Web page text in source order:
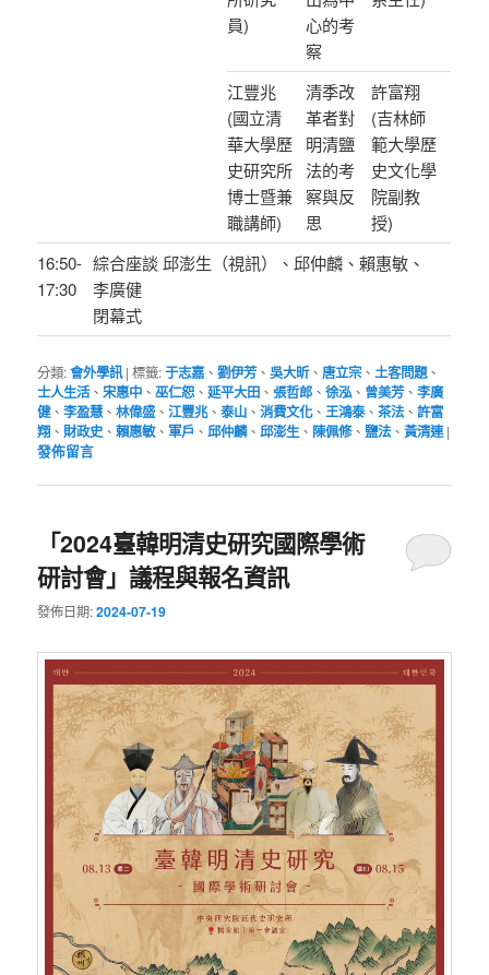
員)
心的考
察
江豐兆
(國立清
華大學歷
史研究所
博士暨兼
職講師)
清季改
革者對
明清鹽
法的考
察與反
思
許富翔
(吉林師
範大學歷
史文化學
院副教
授)
16:50-
17:30
綜合座談 邱澎生（視訊）、邱仲麟、賴惠敏、
李廣健
閉幕式
分類:會外學訊 |標籤:于志嘉、劉伊芳、吳大昕、 唐立宗、土客問題、
士人生活、 宋惠中 、巫仁恕 、延平大田 、張哲郎 、徐泓、 曾美芳、李廣
健、李盈慧、林偉盛、江豐兆、泰山 、消費文化、王鴻泰、茶法、許富
翔 、 財政史 、賴惠敏、軍戶 、邱仲麟、邱澎生 、 陳佩修、 鹽法、黃清連 |
發佈留言
「2024臺韓明清史研究國際學術
研討會」議程與報名資訊
發佈日期:2024-07-19